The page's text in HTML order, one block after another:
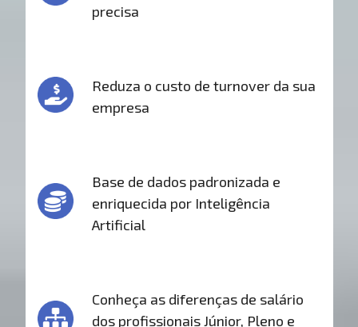
precisa
Reduza o custo de turnover da sua
empresa
Base de dados padronizada e
enriquecida por Inteligência
Artificial
Conheça as diferenças de salário
dos profissionais Júnior, Pleno e